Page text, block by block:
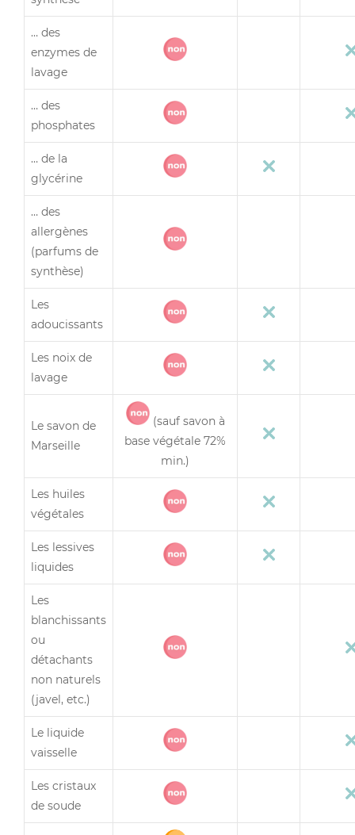
… des
enzymes de
lavage
… des
phosphates
… de la
glycérine
… des
allergènes
(parfums de
synthèse)
Les
adoucissants
Les noix de
lavage
Le savon de
Marseille
(sauf savon à
base végétale 72%
min.)
Les huiles
végétales
Les lessives
liquides
Les
blanchissants
ou
détachants
non naturels
(javel, etc.)
Le liquide
vaisselle
Les cristaux
de soude